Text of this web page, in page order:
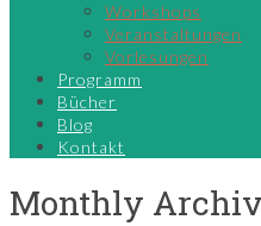
Workshops
Veranstaltungen
Vorlesungen
Programm
Bücher
Blog
Kontakt
Monthly